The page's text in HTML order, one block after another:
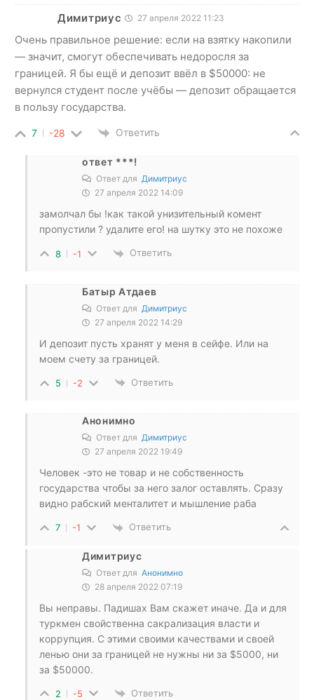
Димитриус 27 апреля 2022 11:23
Очень правильное решение: если на взятку накопили
— значит, смогут обеспечивать недоросля за
границей. Я бы ещё и депозит ввёл в $50000: не
вернулся студент после учёбы — депозит обращается
в пользу государства.
7 -28 Ответить
ответ ***!
Ответ для Димитриус
27 апреля 2022 14:09
замолчал бы !как такой унизительный комент
пропустили ? удалите его! на шутку это не похоже
8 -1 Ответить
Батыр Атдаев
Ответ для Димитриус
27 апреля 2022 14:29
И депозит пусть хранят у меня в сейфе. Или на
моем счету за границей.
5 -2 Ответить
Анонимно
Ответ для Димитриус
27 апреля 2022 19:49
Человек -это не товар и не собственность
государства чтобы за него залог оставлять. Сразу
видно рабский менталитет и мышление раба
7 -1 Ответить
Димитриус
Ответ для Анонимно
28 апреля 2022 07:19
Вы неправы. Падишах Вам скажет иначе. Да и для
туркмен свойственна сакрализация власти и
коррупция. С этими своими качествами и своей
ленью они за границей не нужны ни за $5000, ни
за $50000.
2 -5 Ответить